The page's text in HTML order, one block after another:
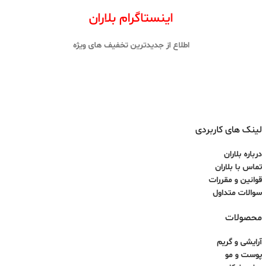
اینستاگرام بلاران
اطلاع از جدیدترین تخفیف های ویژه
لینک های کاربردی
درباره بلاران
تماس با بلاران
قوانین و مقررات
سوالات متداول
محصولات
آرایشی و گریم
پوست و مو
عطر و ادکلن